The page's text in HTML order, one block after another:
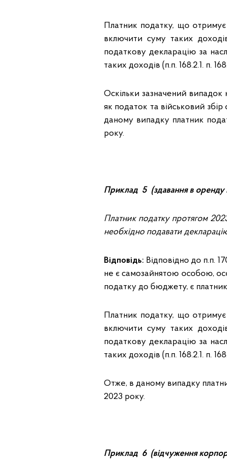
Платник податку, що
включити суму таких
податкову декларацію за
таких доходів (п.п. 168.2.1. п.
Оскільки зазначений випадок
як податок та військовий збір
даному випадку платник
року.
Приклад 5 (здавання в оренду
Платник податку протягом
необхідно подавати
Відповідь: Відповідно до п.п.
не є самозайнятою особою,
податку до бюджету, є
Платник податку, що
включити суму таких
податкову декларацію за
таких доходів (п.п. 168.2.1. п.
Отже, в даному випадку
2023 року.
Приклад 6 (відчуження